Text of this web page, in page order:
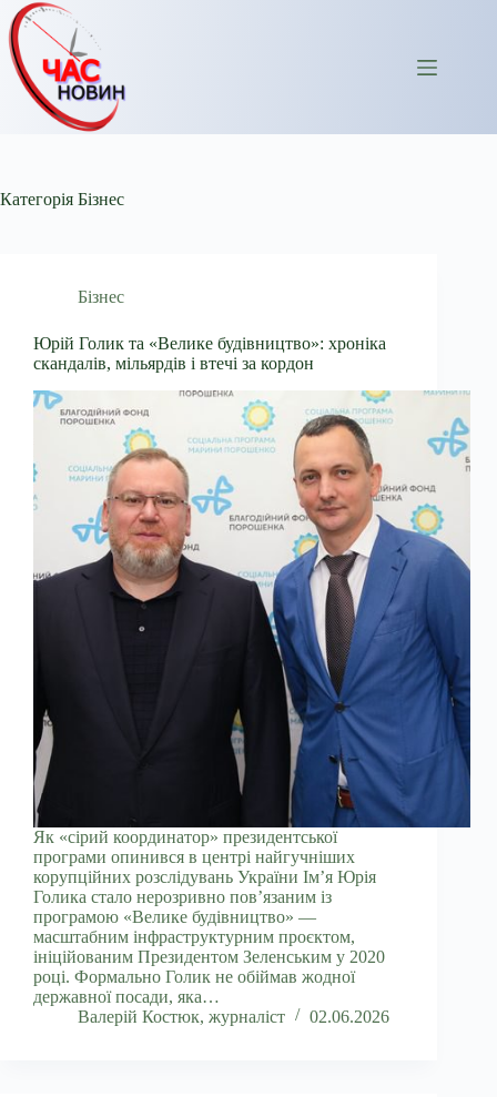
Перейти
до
вмісту
Категорія Бізнес
Бізнес
Юрій Голик та «Велике будівництво»: хроніка
скандалів, мільярдів і втечі за кордон
Як «сірий координатор» президентської
програми опинився в центрі найгучніших
корупційних розслідувань України Ім’я Юрія
Голика стало нерозривно пов’язаним із
програмою «Велике будівництво» —
масштабним інфраструктурним проєктом,
ініційованим Президентом Зеленським у 2020
році. Формально Голик не обіймав жодної
державної посади, яка…
Валерій Костюк, журналіст
02.06.2026